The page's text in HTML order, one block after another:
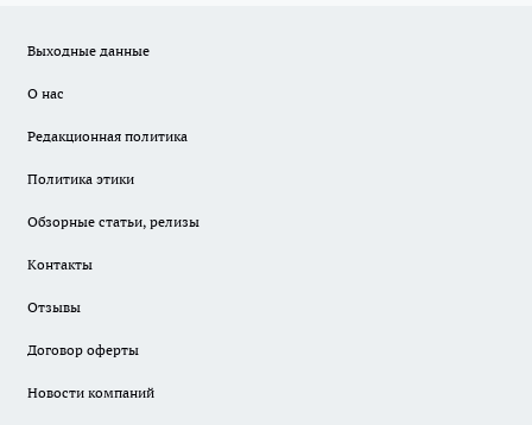
Выходные данные
О нас
Редакционная политика
Политика этики
Обзорные статьи, релизы
Контакты
Отзывы
Договор оферты
Новости компаний